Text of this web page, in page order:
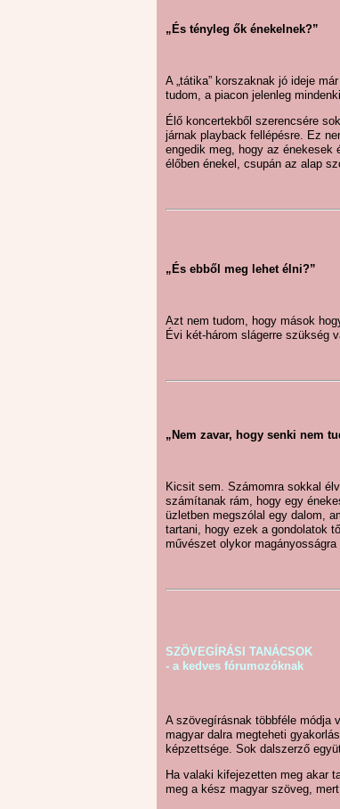
„És tényleg ők énekelnek?”
A „tátika” korszaknak jó ideje
tudom, a piacon jelenleg
Élő koncertekből szerencsére
járnak playback fellépésre. Ez
engedik meg, hogy az énekesek
élőben énekel, csupán az alap
„És ebből meg lehet élni?”
Azt nem tudom, hogy mások
Évi két-három slágerre szükség
„Nem zavar, hogy senki nem
Kicsit sem. Számomra sokkal
számítanak rám, hogy egy
üzletben megszólal egy dalom,
tartani, hogy ezek a gondolatok
művészet olykor magányosságra
SZÖVEGÍRÁSI TANÁCSOK
- a kedves fórumozóknak
A szövegírásnak többféle módja
magyar dalra megteheti
képzettsége. Sok dalszerző
Ha valaki kifejezetten meg akar
meg a kész magyar szöveg,